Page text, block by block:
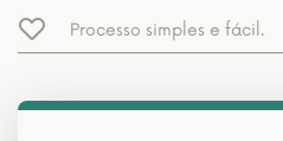
Processo simples e fácil.